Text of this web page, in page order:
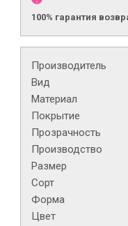
100% гарантия
Производитель
Вид
Материал
Покрытие
Прозрачность
Производство
Размер
Сорт
Форма
Цвет